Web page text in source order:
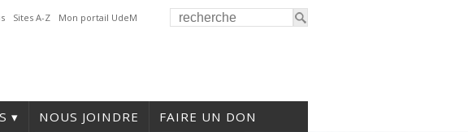
Sites A-Z Mon portail UdeM
NOUS JOINDRE FAIRE UN DON